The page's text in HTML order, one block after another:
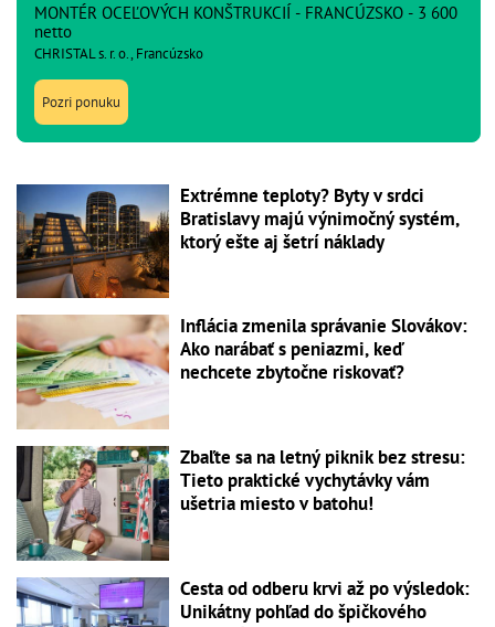
MONTÉR OCEĽOVÝCH KONŠTRUKCIÍ - FRANCÚZSKO - 3 600
netto
CHRISTAL s. r. o., Francúzsko
Pozri ponuku
Extrémne teploty? Byty v srdci
Bratislavy majú výnimočný systém,
ktorý ešte aj šetrí náklady
Inflácia zmenila správanie Slovákov:
Ako narábať s peniazmi, keď
nechcete zbytočne riskovať?
Zbaľte sa na letný piknik bez stresu:
Tieto praktické vychytávky vám
ušetria miesto v batohu!
Cesta od odberu krvi až po výsledok:
Unikátny pohľad do špičkového